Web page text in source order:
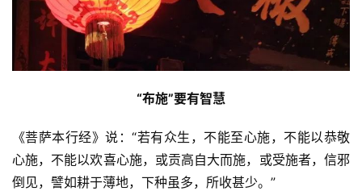
资
讯
点
僧
音
“布施”要有智慧
《菩萨本行经》说：“若有众生，不能至心施，不能以恭敬
心施，不能以欢喜心施，或贡高自大而施，或受施者，信邪
倒见，譬如耕于薄地，下种虽多，所收甚少。”